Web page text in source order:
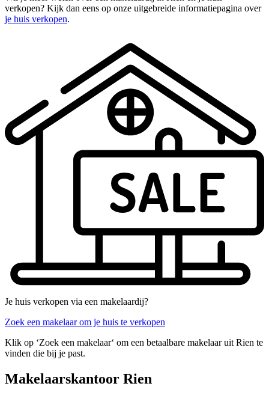
verkopen? Kijk dan eens op onze uitgebreide informatiepagina over
je huis verkopen.
Je huis verkopen via een makelaardij?
Zoek een makelaar om je huis te verkopen
Klik op ‘Zoek een makelaar‘ om een betaalbare makelaar uit Rien te
vinden die bij je past.
Makelaarskantoor Rien